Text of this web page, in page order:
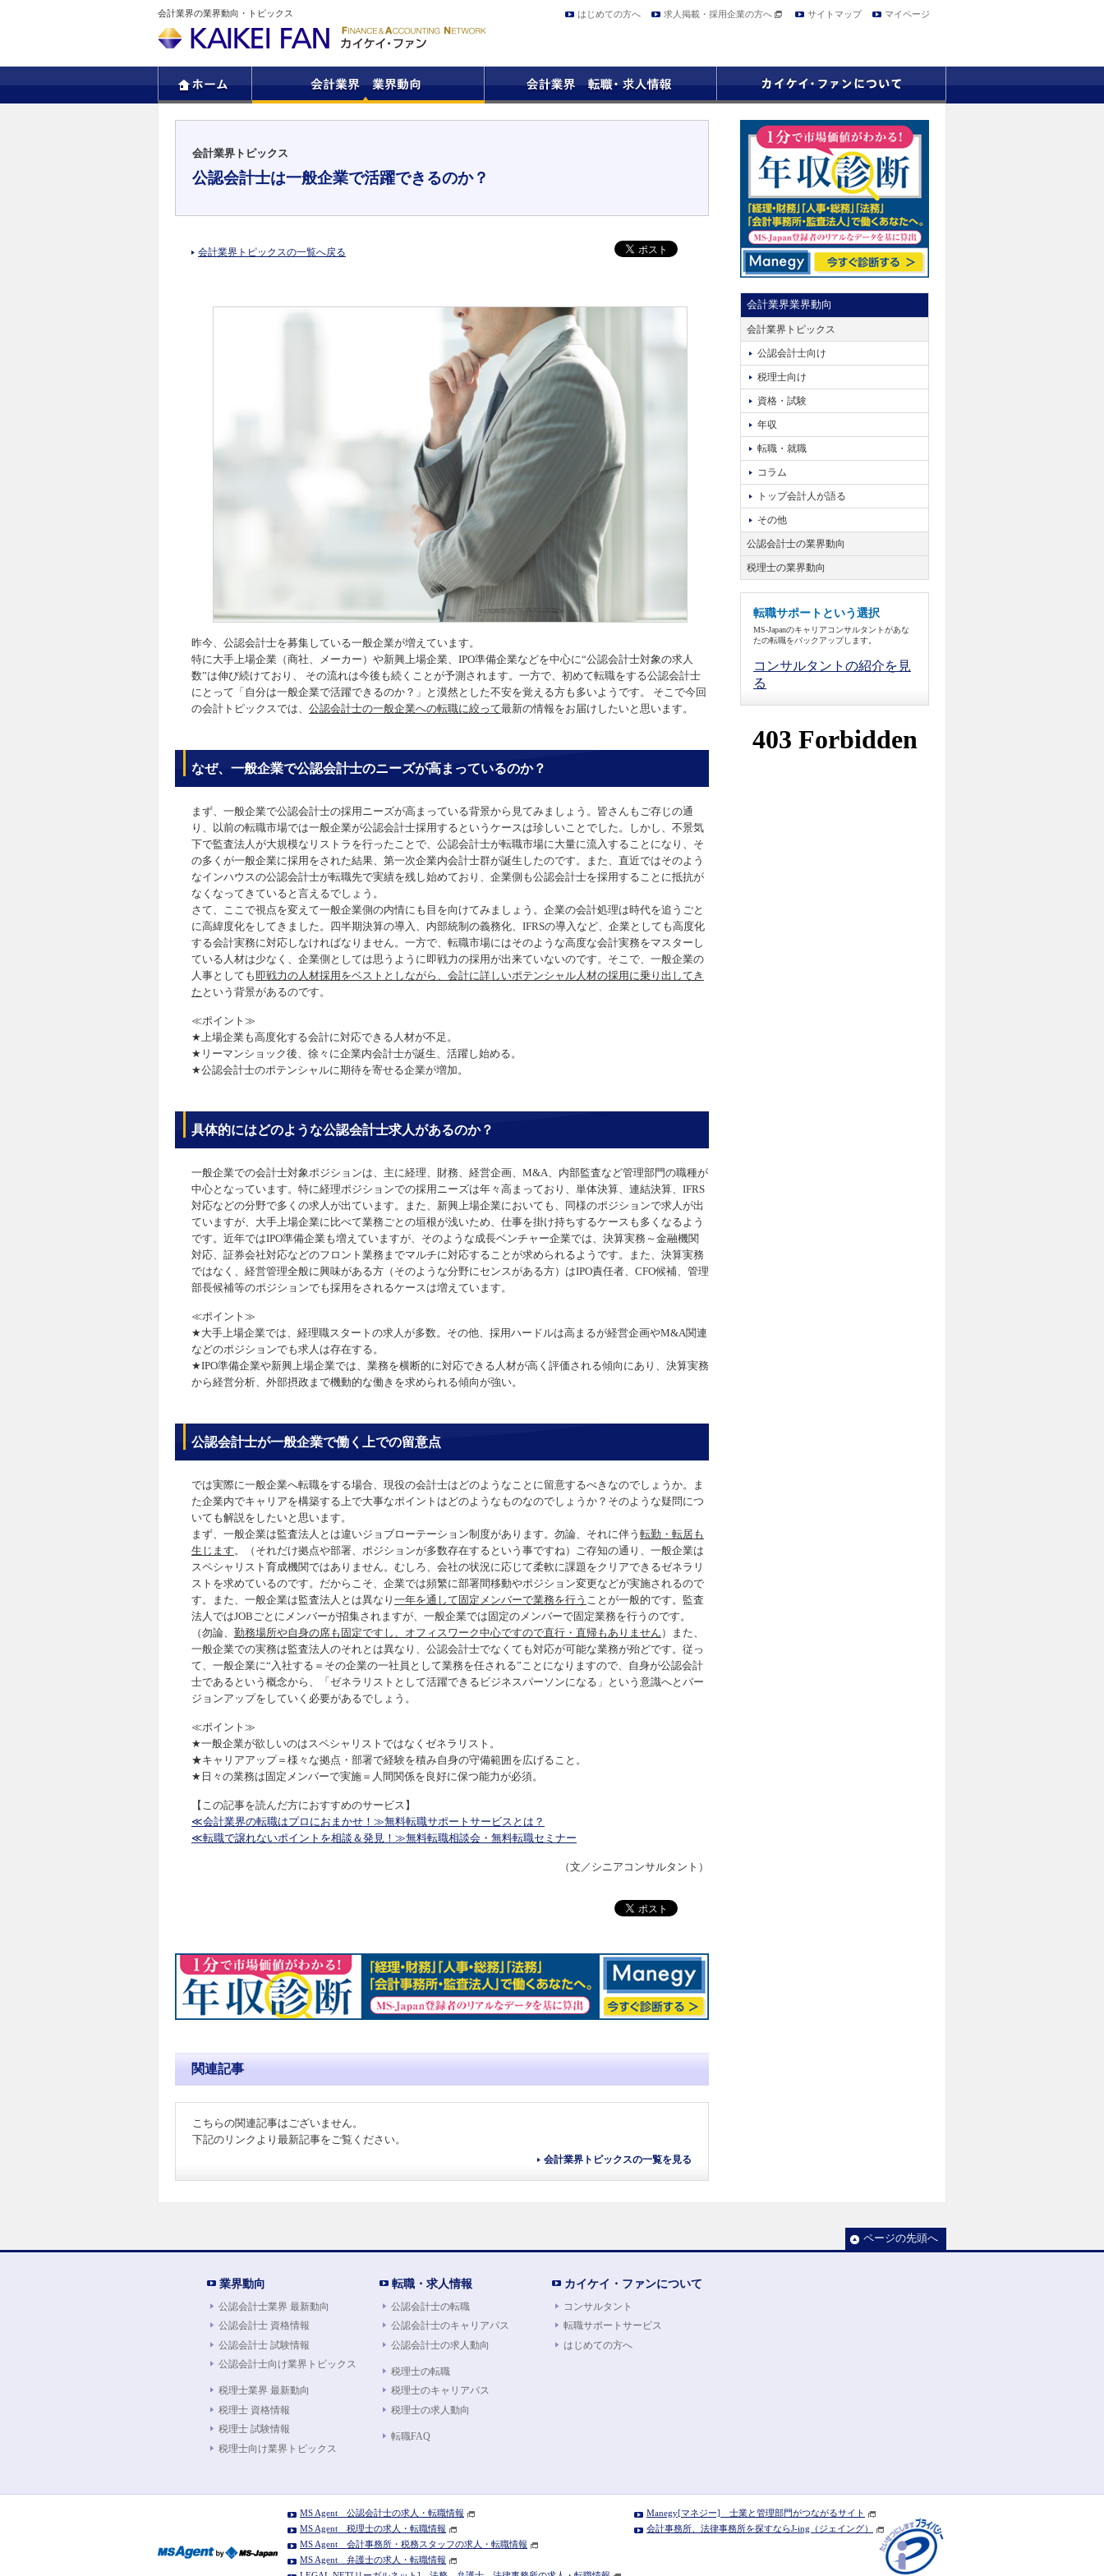
会計業界の業界動向・トピックス はじめての方へ 求人掲載・採用企業の方へ サイトマップ マイページ
会計業界トピックス
公認会計士は一般企業で活躍できるのか？
会計業界トピックスの一覧へ戻る
昨今、公認会計士を募集している一般企業が増えています。
特に大手上場企業（商社、メーカー）や新興上場企業、IPO準備企業などを中心に“公認会計士対象の求人
数”は伸び続けており、 その流れは今後も続くことが予測されます。一方で、初めて転職をする公認会計士
にとって「自分は一般企業で活躍できるのか？」と漠然とした不安を覚える方も多いようです。 そこで今回
の会計トピックスでは、 公認会計士の一般企業への転職に絞って最新の情報をお届けしたいと思います。
なぜ、一般企業で公認会計士のニーズが高まっているのか？
まず、一般企業で公認会計士の採用ニーズが高まっている背景から見てみましょう。皆さんもご存じの通
り、以前の転職市場では一般企業が公認会計士採用するというケースは珍しいことでした。しかし、不景気
下で監査法人が大規模なリストラを行ったことで、公認会計士が転職市場に大量に流入することになり、そ
の多くが一般企業に採用をされた結果、第一次企業内会計士群が誕生したのです。また、直近ではそのよう
なインハウスの公認会計士が転職先で実績を残し始めており、企業側も公認会計士を採用することに抵抗が
なくなってきていると言えるでしょう。
さて、ここで視点を変えて一般企業側の内情にも目を向けてみましょう。企業の会計処理は時代を追うごと
に高緯度化をしてきました。四半期決算の導入、内部統制の義務化、IFRSの導入など、企業としても高度化
する会計実務に対応しなければなりません。一方で、転職市場にはそのような高度な会計実務をマスターし
ている人材は少なく、企業側としては思うように即戦力の採用が出来ていないのです。そこで、一般企業の
人事としても 即戦力の人材採用をベストとしながら、会計に詳しいポテンシャル人材の採用に乗り出してき
た という背景があるのです。
≪ポイント≫
★上場企業も高度化する会計に対応できる人材が不足。
★リーマンショック後、徐々に企業内会計士が誕生、活躍し始める。
★公認会計士のポテンシャルに期待を寄せる企業が増加。
具体的にはどのような公認会計士求人があるのか？
一般企業での会計士対象ポジションは、主に経理、財務、経営企画、M&A、内部監査など管理部門の職種が
中心となっています。特に経理ポジションでの採用ニーズは年々高まっており、単体決算、連結決算、IFRS
対応などの分野で多くの求人が出ています。また、新興上場企業においても、同様のポジションで求人が出
ていますが、大手上場企業に比べて業務ごとの垣根が浅いため、仕事を掛け持ちするケースも多くなるよう
です。近年ではIPO準備企業も増えていますが、そのような成長ベンチャー企業では、決算実務～金融機関
対応、証券会社対応などのフロント業務までマルチに対応することが求められるようです。また、決算実務
ではなく、経営管理全般に興味がある方（そのような分野にセンスがある方）はIPO責任者、CFO候補、管理
部長候補等のポジションでも採用をされるケースは増えています。
≪ポイント≫
★大手上場企業では、経理職スタートの求人が多数。その他、採用ハードルは高まるが経営企画やM&A関連
などのポジションでも求人は存在する。
★IPO準備企業や新興上場企業では、業務を横断的に対応できる人材が高く評価される傾向にあり、決算実務
から経営分析、外部摂政まで機動的な働きを求められる傾向が強い。
公認会計士が一般企業で働く上での留意点
では実際に一般企業へ転職をする場合、現役の会計士はどのようなことに留意するべきなのでしょうか。ま
た企業内でキャリアを構築する上で大事なポイントはどのようなものなのでしょうか？そのような疑問につ
いても解説をしたいと思います。
まず、一般企業は監査法人とは違いジョブローテーション制度があります。勿論、それに伴う 転勤・転居も
生じます。（それだけ拠点や部署、ポジションが多数存在するという事ですね）ご存知の通り、一般企業は
スペシャリスト育成機関ではありません。むしろ、会社の状況に応じて柔軟に課題をクリアできるゼネラリ
ストを求めているのです。だからこそ、企業では頻繁に部署間移動やポジション変更などが実施されるので
す。また、一般企業は監査法人とは異なり 一年を通して固定メンバーで業務を行う ことが一般的です。監査
法人ではJOBごとにメンバーが招集されますが、一般企業では固定のメンバーで固定業務を行うのです。
（勿論、 勤務場所や自身の席も固定ですし、オフィスワーク中心ですので直行・直帰もありません ）また、
一般企業での実務は監査法人のそれとは異なり、公認会計士でなくても対応が可能な業務が殆どです。従っ
て、一般企業に“入社する＝その企業の一社員として業務を任される”ことになりますので、自身が公認会計
士であるという概念から、「ゼネラリストとして活躍できるビジネスパーソンになる」という意識へとバー
ジョンアップをしていく必要があるでしょう。
≪ポイント≫
★一般企業が欲しいのはスペシャリストではなくゼネラリスト。
★キャリアアップ＝様々な拠点・部署で経験を積み自身の守備範囲を広げること。
★日々の業務は固定メンバーで実施＝人間関係を良好に保つ能力が必須。
【この記事を読んだ方におすすめのサービス】
≪会計業界の転職はプロにおまかせ！≫無料転職サポートサービスとは？
≪転職で譲れないポイントを相談＆発見！≫無料転職相談会・無料転職セミナー
（文／シニアコンサルタント）
関連記事
こちらの関連記事はございません。
下記のリンクより最新記事をご覧ください。
会計業界トピックスの一覧を見る
会計業界業界動向
会計業界トピックス
公認会計士向け
税理士向け
資格・試験
年収
転職・就職
コラム
トップ会計人が語る
その他
公認会計士の業界動向
税理士の業界動向
転職サポートという選択
MS-Japanのキャリアコンサルタントがあな
たの転職をバックアップします。
コンサルタントの紹介を見
る
ページの先頭へ
業界動向
公認会計士業界 最新動向
公認会計士 資格情報
公認会計士 試験情報
公認会計士向け業界トピックス
税理士業界 最新動向
税理士 資格情報
税理士 試験情報
税理士向け業界トピックス
転職・求人情報
公認会計士の転職
公認会計士のキャリアパス
公認会計士の求人動向
税理士の転職
税理士のキャリアパス
税理士の求人動向
転職FAQ
カイケイ・ファンについて
コンサルタント
転職サポートサービス
はじめての方へ
MS Agent 公認会計士の求人・転職情報
MS Agent 税理士の求人・転職情報
MS Agent 会計事務所・税務スタッフの求人・転職情報
MS Agent 弁護士の求人・転職情報
Manegy[マネジー] 士業と管理部門がつながるサイト
会計事務所、法律事務所を探すならJ-ing（ジェイング）